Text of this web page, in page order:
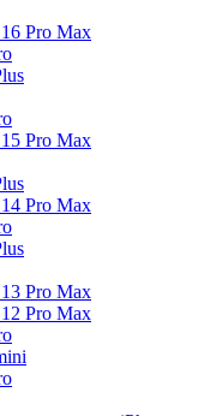
Pro Max
Pro Max
Pro Max
Pro Max
Pro Max